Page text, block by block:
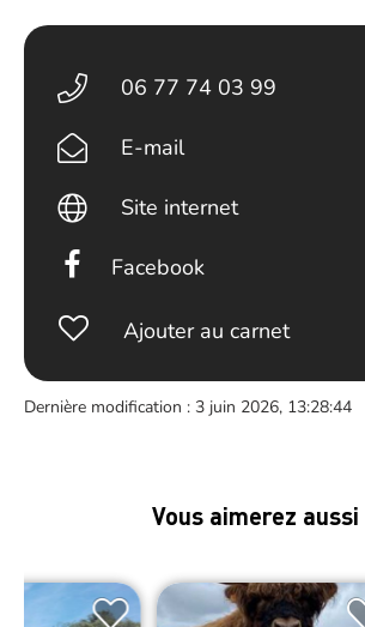
06 77 74 03 99
E-mail
Site internet
Facebook
Ajouter au carnet
Dernière modification : 3 juin 2026, 13:28:44
Vous aimerez